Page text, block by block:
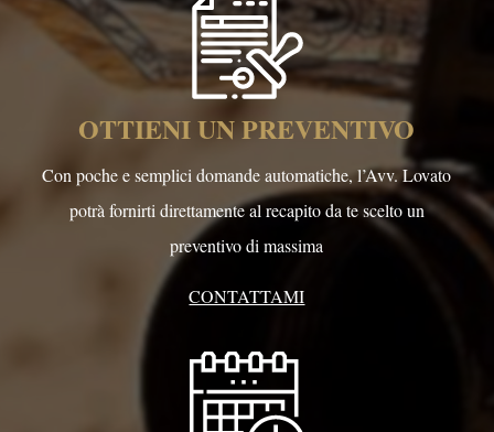
OTTIENI UN PREVENTIVO
Con poche e semplici domande automatiche, l’Avv. Lovato
potrà fornirti direttamente al recapito da te scelto un
preventivo di massima
CONTATTAMI